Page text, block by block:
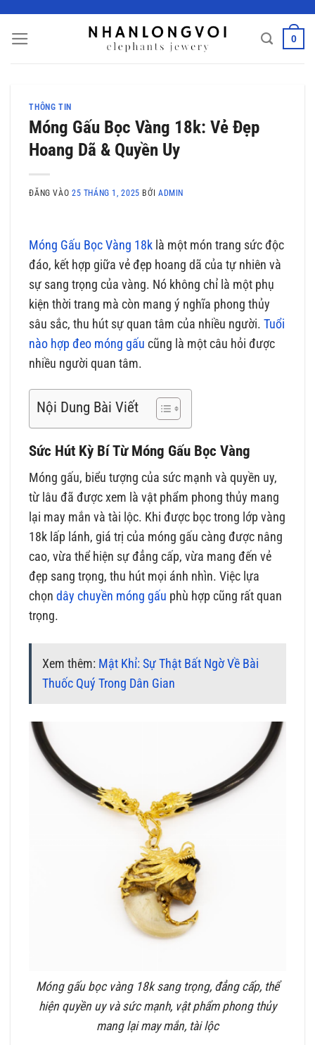
nội
0
THÔNG TIN
Móng Gấu Bọc Vàng 18k: Vẻ Đẹp
Hoang Dã & Quyền Uy
ĐĂNG VÀO 25 THÁNG 1, 2025 BỞI ADMIN
Móng Gấu Bọc Vàng 18k là một món trang sức độc
đáo, kết hợp giữa vẻ đẹp hoang dã của tự nhiên và
sự sang trọng của vàng. Nó không chỉ là một phụ
kiện thời trang mà còn mang ý nghĩa phong thủy
sâu sắc, thu hút sự quan tâm của nhiều người.Tuổi
nào hợp đeo móng gấu cũng là một câu hỏi được
nhiều người quan tâm.
Nội Dung Bài Viết
Sức Hút Kỳ Bí Từ Móng Gấu Bọc Vàng
Móng gấu, biểu tượng của sức mạnh và quyền uy,
từ lâu đã được xem là vật phẩm phong thủy mang
lại may mắn và tài lộc. Khi được bọc trong lớp vàng
18k lấp lánh, giá trị của móng gấu càng được nâng
cao, vừa thể hiện sự đẳng cấp, vừa mang đến vẻ
đẹp sang trọng, thu hút mọi ánh nhìn. Việc lựa
chọndây chuyền móng gấu phù hợp cũng rất quan
trọng.
Xem thêm: Mật Khỉ: Sự Thật Bất Ngờ Về Bài
Thuốc Quý Trong Dân Gian
Móng gấu bọc vàng 18k sang trọng, đẳng cấp, thể
hiện quyền uy và sức mạnh, vật phẩm phong thủy
mang lại may mắn, tài lộc